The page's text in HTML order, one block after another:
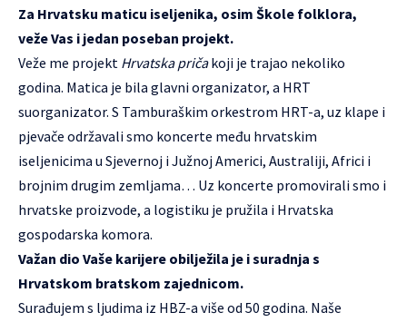
Za Hrvatsku maticu iseljenika, osim Škole folklora,
veže Vas i jedan poseban projekt.
Veže me projekt Hrvatska pričakoji je trajao nekoliko
godina. Matica je bila glavni organizator, a HRT
suorganizator. S Tamburaškim orkestrom HRT-a, uz klape i
pjevače održavali smo koncerte među hrvatskim
iseljenicima u Sjevernoj i Južnoj Americi, Australiji, Africi i
brojnim drugim zemljama… Uz koncerte promovirali smo i
hrvatske proizvode, a logistiku je pružila i Hrvatska
gospodarska komora.
Važan dio Vaše karijere obilježila je i suradnja s
Hrvatskom bratskom zajednicom.
Surađujem s ljudima iz HBZ-a više od 50 godina. Naše